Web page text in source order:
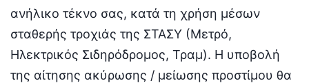
ανήλικο τέκνο σας, κατά τη χρήση μέσων
σταθερής τροχιάς της ΣΤΑΣΥ (Μετρό,
Ηλεκτρικός Σιδηρόδρομος, Τραμ). Η υποβολή
της αίτησης ακύρωσης / μείωσης προστίμου θα